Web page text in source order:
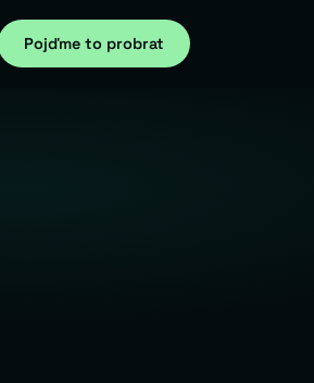
Pojďme to probrat